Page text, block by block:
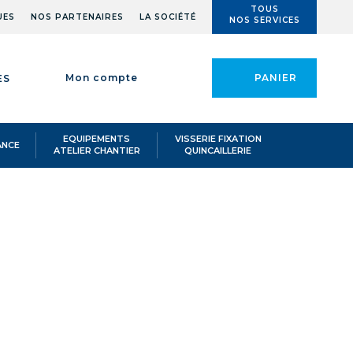
NOS PARTENAIRES LA SOCIÉTÉ
TOUS
NOS SERVICES
Mon compte PANIER
EQUIPEMENTS
ATELIER CHANTIER
VISSERIE FIXATION
QUINCAILLERIE